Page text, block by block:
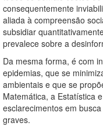
consequentemente
aliada à compreensão
subsidiar
prevalece sobre a
Da mesma forma, é com
epidemias, que se
ambientais e que se
Matemática, a Estatística
esclarecimentos em
graves.